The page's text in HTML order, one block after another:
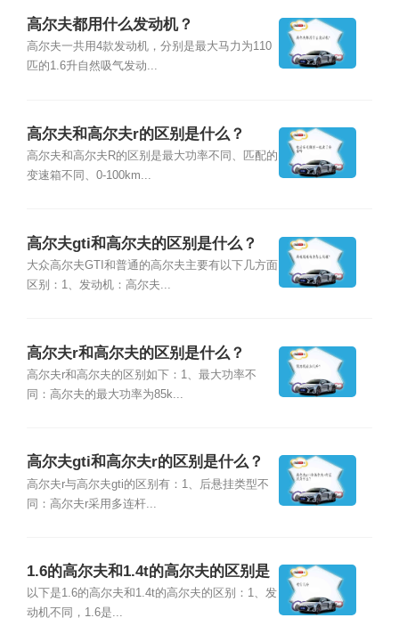
高尔夫都用什么发动机？
高尔夫一共用4款发动机，分别是最大马力为110
匹的1.6升自然吸气发动...
高尔夫和高尔夫r的区别是什么？
高尔夫和高尔夫R的区别是最大功率不同、匹配的
变速箱不同、0-100km...
高尔夫gti和高尔夫的区别是什么？
大众高尔夫GTI和普通的高尔夫主要有以下几方面
区别：1、发动机：高尔夫...
高尔夫r和高尔夫的区别是什么？
高尔夫r和高尔夫的区别如下：1、最大功率不
同：高尔夫的最大功率为85k...
高尔夫gti和高尔夫r的区别是什么？
高尔夫r与高尔夫gti的区别有：1、后悬挂类型不
同：高尔夫r采用多连杆...
1.6的高尔夫和1.4t的高尔夫的区别是
什么？
以下是1.6的高尔夫和1.4t的高尔夫的区别：1、发
动机不同，1.6是...